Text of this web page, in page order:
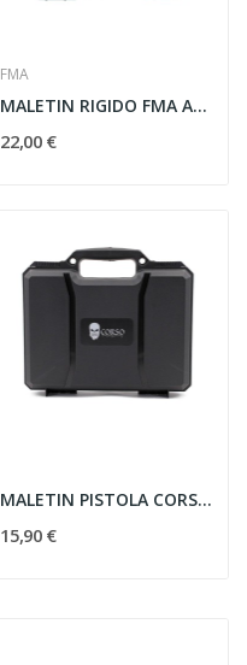
FMA
MALETIN RIGIDO FMA ACOLCHADO PUNISHER NEGRO
22,00 €
MALETIN PISTOLA CORSO RIGIDO CORSAIR MK1 29CM...
15,90 €